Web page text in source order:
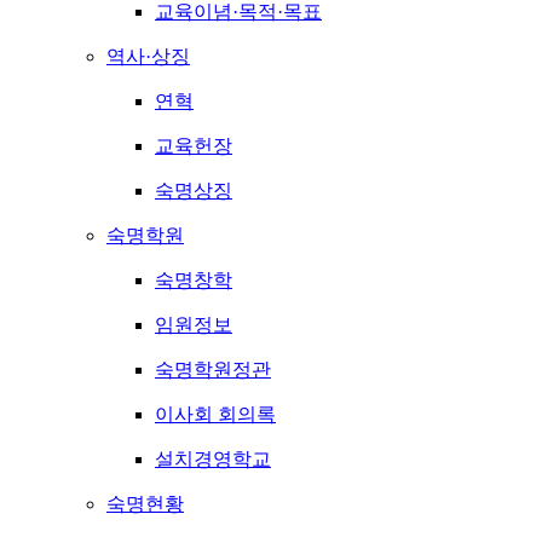
교육이념·목적·목표
역사·상징
연혁
교육헌장
숙명상징
숙명학원
숙명창학
임원정보
숙명학원정관
이사회 회의록
설치경영학교
숙명현황